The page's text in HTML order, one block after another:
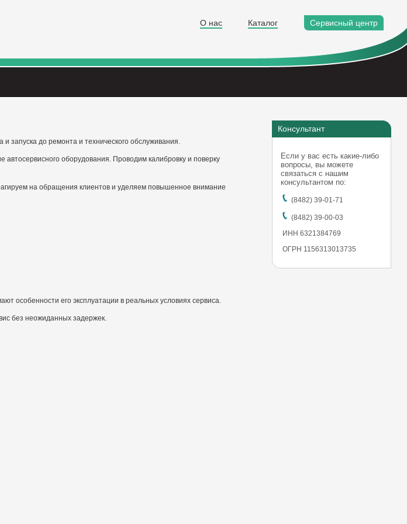
О нас Каталог Сервисный центр
запуска до ремонта и технического обслуживания.
оборудования. Проводим калибровку и поверку
на обращения клиентов и уделяем повышенное внимание
особенности его эксплуатации в реальных условиях сервиса.
без неожиданных задержек.
Консультант
Если у вас есть какие-либо
вопросы, вы можете
связаться с нашим
консультантом по:
(8482) 39-01-71
(8482) 39-00-03
ИНН 6321384769
ОГРН 1156313013735